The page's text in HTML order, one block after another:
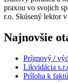
praxou vo svojich
r.o. Skúsený lektor
Najnovšie
Príjmový /
Likvidácia
Príloha k